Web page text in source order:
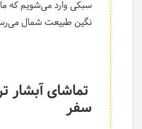
نگین طبیعت شمال
تماشای آبشار
سفر